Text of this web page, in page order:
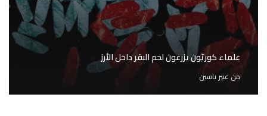
علماء كوريّون يزرعون لحم البقر داخل الأرز
من عبير ياسين